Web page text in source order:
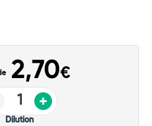
2,70€
Dilution